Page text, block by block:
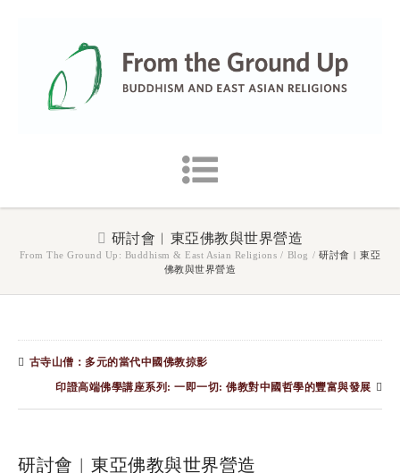
研討會︱東亞佛教與世界營造
From The Ground Up: Buddhism & East Asian Religions / Blog / 研討會︱東亞
佛教與世界營造
古寺山僧：多元的當代中國佛教掠影
印證高端佛學講座系列: 一即一切: 佛教對中國哲學的豐富與發展
研討會︱東亞佛教與世界營造